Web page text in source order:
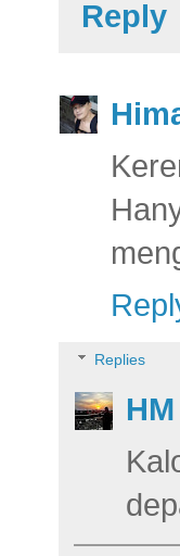
Reply
Replies